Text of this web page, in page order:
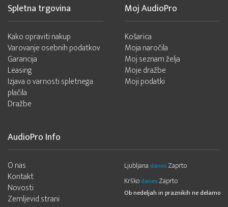
Spletna trgovina
Kako opraviti nakup
Varovanje osebnih podatkov
Garancija
Leasing
Izjava o varnosti spletnega
plačila
Dražbe
Moj AudioPro
Košarica
Moja naročila
Moj seznam želja
Moje dražbe
Moji podatki
AudioPro Info
O nas
Kontakt
Novosti
Zemljevid strani
Ljubljana danes Zaprto
Krško danes Zaprto
Ob nedeljah in praznikih ne delamo